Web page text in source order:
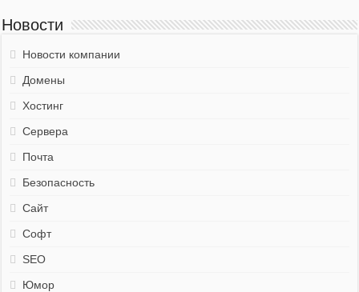
Новости
Новости компании
Домены
Хостинг
Сервера
Почта
Безопасность
Сайт
Софт
SEO
Юмор